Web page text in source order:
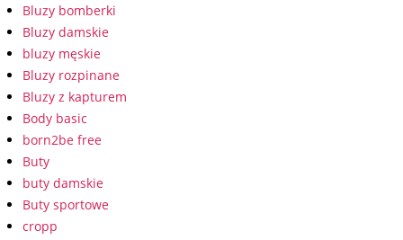
Bluzy bomberki
Bluzy damskie
bluzy męskie
Bluzy rozpinane
Bluzy z kapturem
Body basic
born2be free
Buty
buty damskie
Buty sportowe
cropp